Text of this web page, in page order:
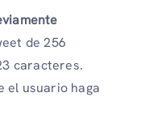
de 256
caracteres.
el usuario haga